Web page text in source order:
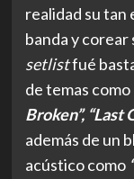
realidad su tan
banda y corear
setlistfué
de temas como
Broken”, “Last
además de un
acústico como